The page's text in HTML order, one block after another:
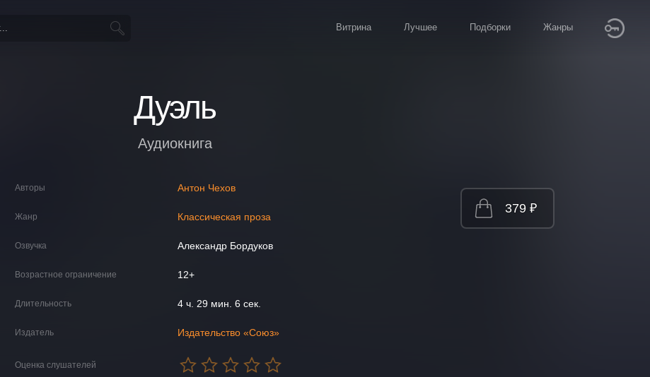
Витрина Лучшее Подборки Жанры
Дуэль
Аудиокнига
Авторы Антон Чехов
Жанр Классическая проза
Озвучка Александр Бордуков
Возрастное ограничение 12+
Длительность 4 ч. 29 мин. 6 сек.
Издатель Издательство «Союз»
Оценка слушателей
379 ₽